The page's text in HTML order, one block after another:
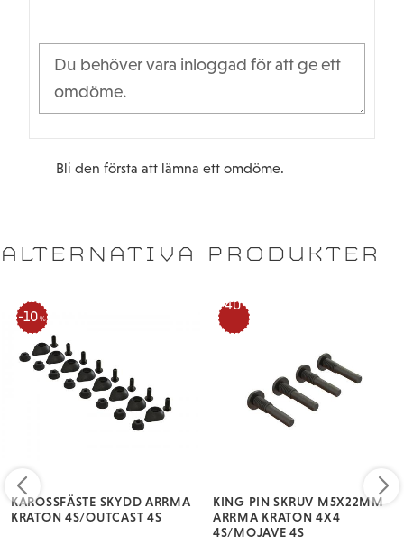
Bli den första att lämna ett omdöme.
ALTERNATIVA PRODUKTER
KAROSSFÄSTE SKYDD ARRMA
KRATON 4S/OUTCAST 4S
10 %
KING PIN SKRUV M5X22MM
ARRMA KRATON 4X4
4S/MOJAVE 4S
40
%